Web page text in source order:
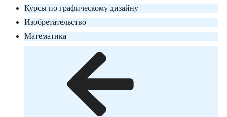
Курсы по графическому дизайну
Изобретательство
Математика